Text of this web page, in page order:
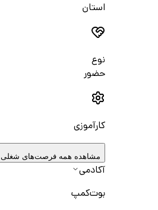
استان
نوع
حضور
کارآموزی
مشاهده همه فرصت‌های شغلی
آکادمی
بوت‌کمپ